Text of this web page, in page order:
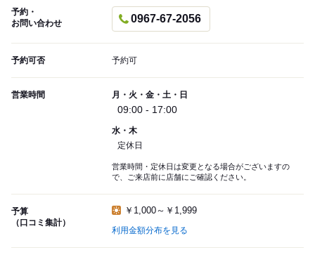
予約・
お問い合わせ
0967-67-2056
予約可否 予約可
営業時間 月・火・金・土・日
09:00 - 17:00
水・木
定休日
営業時間・定休日は変更となる場合がございますの
で、ご来店前に店舗にご確認ください。
予算
（口コミ集計）
￥1,000～￥1,999
利用金額分布を見る